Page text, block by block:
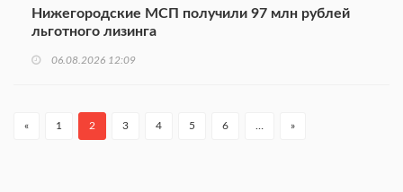
Нижегородские МСП получили 97 млн рублей
льготного лизинга
06.08.2026 12:09
« 1 2 3 4 5 6 … »